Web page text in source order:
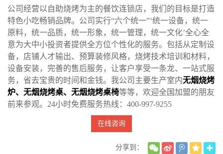
公司经营以自助烧烤为主的餐饮连锁店，我们的目标是打造
特色小吃畅销品牌。公司实行“六个统一”‘统一设备，统一
原料，统一品质，统一形象，统一管理，统一文化’全心全
意为大中小投资者提供全方位个性化的服务。包括从定制设
备，店铺人才输出、预算装修风格，烧烤技术培训和材料，
设备安装，完善的售后服务，让客户享受一条龙、一站式服
务，省去宝贵的时间和金钱。我公司主要生产室内无烟烧烤
炉、 无烟烧烤桌、 无烟烧烤桌椅等等，欢迎全国加盟的朋友
前来参观。24小时免费服务热线：400-997-9255
在线咨询
分享到：